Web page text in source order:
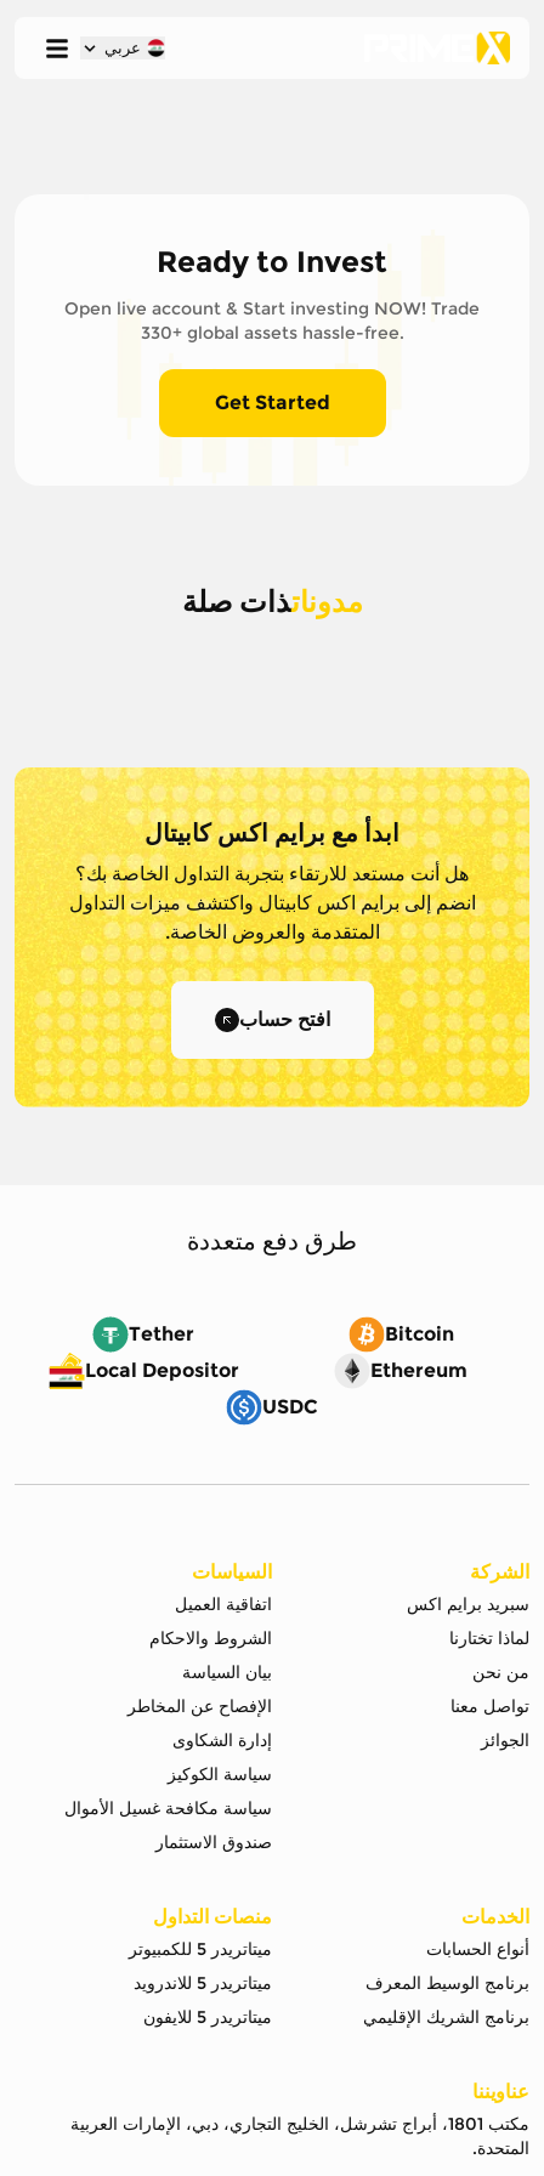
عربي
Ready to Invest
Open live account & Start investing NOW! Trade
330+ global assets hassle-free.
Get Started
مدوناتذات صلة
ابدأ مع برايم اكس كابيتال
هل أنت مستعد للارتقاء بتجربة التداول الخاصة بك؟
انضم إلى برايم اكس كابيتال واكتشف ميزات التداول
المتقدمة والعروض الخاصة.
افتح حساب
طرق دفع متعددة
Tether
Bitcoin
Local Depositor
Ethereum
USDC
الشركة
سبريد برايم اكس
لماذا تختارنا
من نحن
تواصل معنا
الجوائز
السياسات
اتفاقية العميل
الشروط والاحكام
بيان السياسة
الإفصاح عن المخاطر
إدارة الشكاوى
سياسة الكوكيز
سياسة مكافحة غسيل الأموال
صندوق الاستثمار
الخدمات
أنواع الحسابات
برنامج الوسيط المعرف
برنامج الشريك الإقليمي
منصات التداول
ميتاتريدر 5 للكمبيوتر
ميتاتريدر 5 للاندرويد
ميتاتريدر 5 للايفون
عناويننا
مكتب 1801، أبراج تشرشل، الخليج التجاري، دبي، الإمارات العربية
المتحدة.